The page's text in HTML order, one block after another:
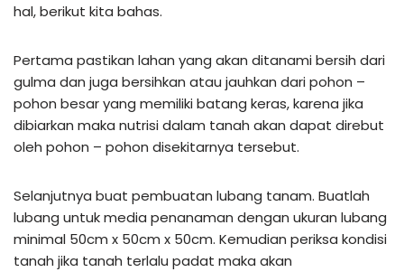
hal, berikut kita bahas.
Pertama pastikan lahan yang akan ditanami bersih dari
gulma dan juga bersihkan atau jauhkan dari pohon –
pohon besar yang memiliki batang keras, karena jika
dibiarkan maka nutrisi dalam tanah akan dapat direbut
oleh pohon – pohon disekitarnya tersebut.
Selanjutnya buat pembuatan lubang tanam. Buatlah
lubang untuk media penanaman dengan ukuran lubang
minimal 50cm x 50cm x 50cm. Kemudian periksa kondisi
tanah jika tanah terlalu padat maka akan